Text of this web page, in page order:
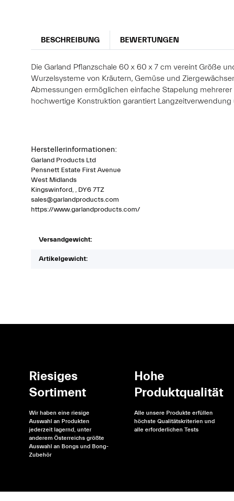
BESCHREIBUNG BEWERTUNGEN
Die Garland Pflanzschale 60 x 60 x 7 cm vereint Größe
Wurzelsysteme von Kräutern, Gemüse und
Abmessungen ermöglichen einfache Stapelung
hochwertige Konstruktion garantiert
Herstellerinformationen:
Garland Products Ltd
Pensnett Estate First Avenue
West Midlands
Kingswinford, , DY6 7TZ
sales@garlandproducts.com
https://www.garlandproducts.com/
Versandgewicht:
Artikelgewicht:
Riesiges
Sortiment
Wir haben eine riesige
Auswahl an Produkten
jederzeit lagernd, unter
anderem Österreichs größte
Auswahl an Bongs und Bong-
Zubehör
Hohe
Produktqualität
Alle unsere Produkte erfüllen
höchste Qualitätskriterien und
alle erforderlichen Tests